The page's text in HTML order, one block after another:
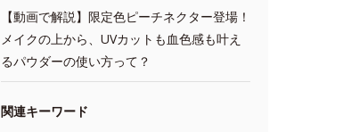
【動画で解説】限定色ピーチネクター登場！
メイクの上から、UVカットも血色感も叶え
るパウダーの使い方って？
関連キーワード